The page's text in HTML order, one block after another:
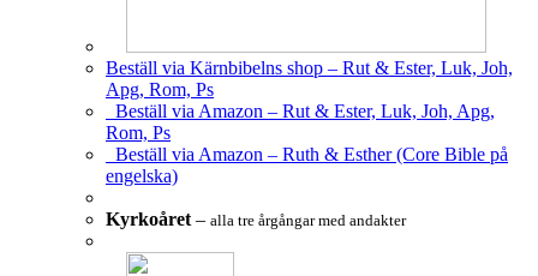
Beställ via Kärnbibelns shop – Rut & Ester, Luk, Joh,
Apg, Rom, Ps
Beställ via Amazon – Rut & Ester, Luk, Joh, Apg,
Rom, Ps
Beställ via Amazon – Ruth & Esther (Core Bible på
engelska)
Kyrkoåret – alla tre årgångar med andakter